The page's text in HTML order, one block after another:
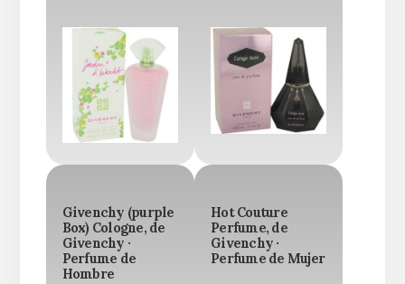
Givenchy (purple
Box) Cologne, de
Givenchy ·
Perfume de
Hombre
Hot Couture
Perfume, de
Givenchy ·
Perfume de Mujer